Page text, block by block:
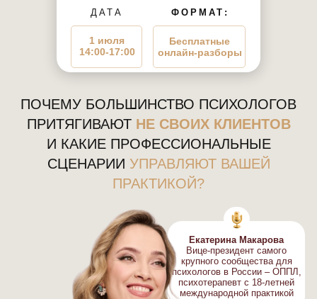
ПОЧЕМУ БОЛЬШИНСТВО ПСИХОЛОГОВ
ПРИТЯГИВАЮТ НЕ СВОИХ КЛИЕНТОВ
И КАКИЕ ПРОФЕССИОНАЛЬНЫЕ
СЦЕНАРИИ УПРАВЛЯЮТ ВАШЕЙ
ПРАКТИКОЙ?
ДАТА
1 июля
14:00-17:00
ФОРМАТ:
Бесплатные
онлайн-разборы
Екатерина Макарова
Вице-президент самого
крупного сообщества для
психологов в России – ОППЛ,
психотерапевт с 18-летней
международной практикой